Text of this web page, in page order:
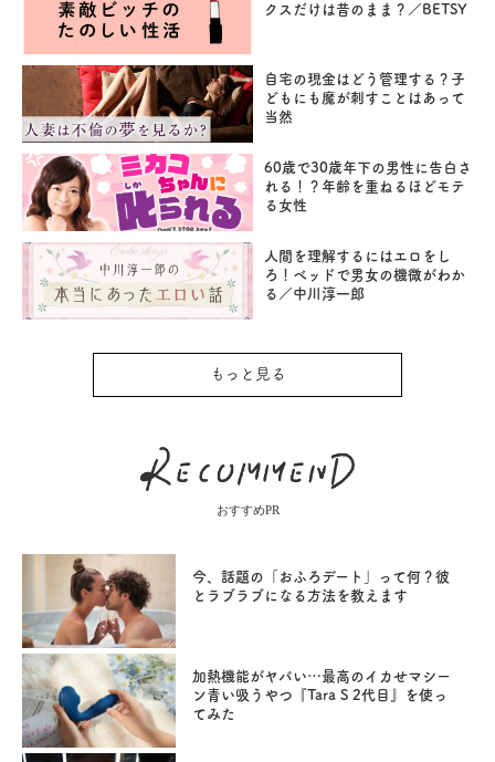
クスだけは昔のまま？／BETSY
自宅の現金はどう管理する？子
どもにも魔が刺すことはあって
当然
60歳で30歳年下の男性に告白さ
れる！？年齢を重ねるほどモテ
る女性
人間を理解するにはエロをし
ろ！ベッドで男女の機微がわか
る／中川淳一郎
もっと見る
おすすめPR
今、話題の「おふろデート」って何？彼
とラブラブになる方法を教えます
加熱機能がヤバい…最高のイカせマシー
ン青い吸うやつ『Tara S 2代目』を使っ
てみた